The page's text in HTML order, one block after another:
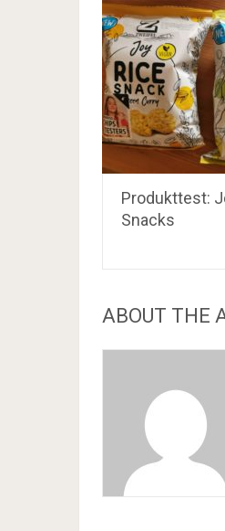
Produkttest:
Snacks
ABOUT THE